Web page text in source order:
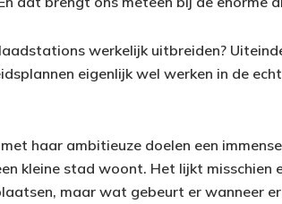
werkelijk uitbreiden?
eigenlijk wel werken in de
haar ambitieuze doelen een
kleine stad woont. Het lijkt misschien
maar wat gebeurt er wanneer er